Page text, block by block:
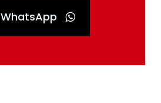
WhatsApp